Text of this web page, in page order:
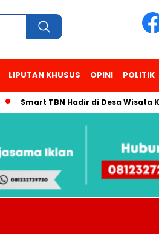
LIPUTAN KHUSUS OPINI POLITIK
TBN Hadir di Desa Wisata